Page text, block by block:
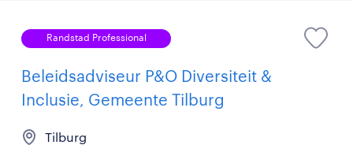
Randstad Professional
Beleidsadviseur P&O Diversiteit &
Inclusie, Gemeente Tilburg
Tilburg